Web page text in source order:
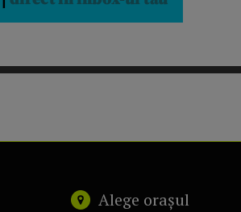
Alege orașul